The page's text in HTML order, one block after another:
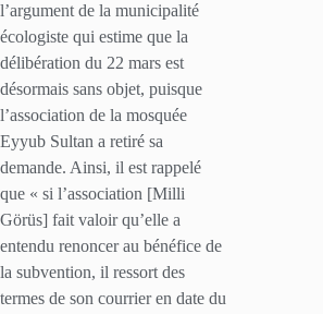
l’argument de la municipalité
écologiste qui estime que la
délibération du 22 mars est
désormais sans objet, puisque
l’association de la mosquée
Eyyub Sultan a retiré sa
demande. Ainsi, il est rappelé
que « si l’association [Milli
Görüs] fait valoir qu’elle a
entendu renoncer au bénéfice de
la subvention, il ressort des
termes de son courrier en date du